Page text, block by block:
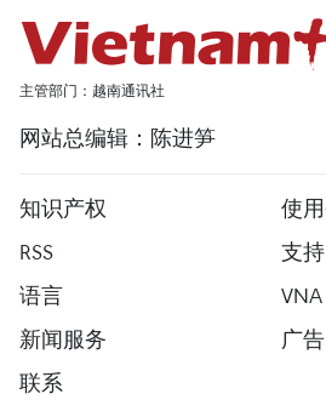
主管部门：越南通讯社
网站总编辑：陈进笋
知识产权
使
RSS
支持
语言
VNA
新闻服务
广告
联系